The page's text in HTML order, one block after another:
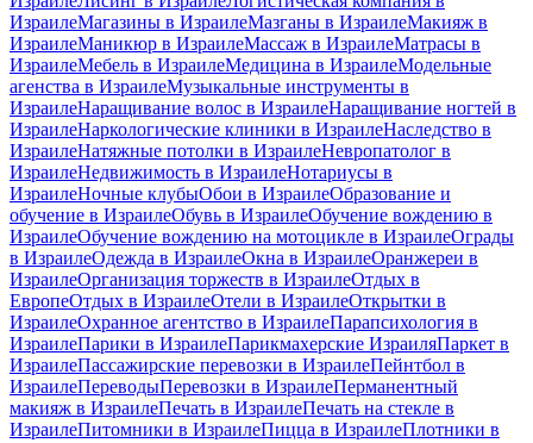
ИзраилеМагазины в ИзраилеМазганы в ИзраилеМакияж в
ИзраилеМаникюр в ИзраилеМассаж в ИзраилеМатрасы в
ИзраилеМебель в ИзраилеМедицина в ИзраилеМодельные
агенства в ИзраилеМузыкальные инструменты в
ИзраилеНаращивание волос в ИзраилеНаращивание ногтей в
ИзраилеНаркологические клиники в ИзраилеНаследство в
ИзраилеНатяжные потолки в ИзраилеНевропатолог в
ИзраилеНедвижимость в ИзраилеНотариусы в
ИзраилеНочные клубыОбои в ИзраилеОбразование и
обучение в ИзраилеОбувь в ИзраилеОбучение вождению в
ИзраилеОбучение вождению на мотоцикле в ИзраилеОграды
в ИзраилеОдежда в ИзраилеОкна в ИзраилеОранжереи в
ИзраилеОрганизация торжеств в ИзраилеОтдых в
ЕвропеОтдых в ИзраилеОтели в ИзраилеОткрытки в
ИзраилеОхранное агентство в ИзраилеПарапсихология в
ИзраилеПарики в ИзраилеПарикмахерские ИзраиляПаркет в
ИзраилеПассажирские перевозки в ИзраилеПейнтбол в
ИзраилеПереводыПеревозки в ИзраилеПерманентный
макияж в ИзраилеПечать в ИзраилеПечать на стекле в
ИзраилеПитомники в ИзраилеПицца в ИзраилеПлотники в